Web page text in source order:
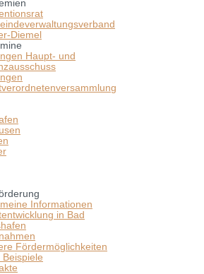
Diemel
Haupt- und
Informationen
in Bad
Fördermöglichkeiten
Beispiele